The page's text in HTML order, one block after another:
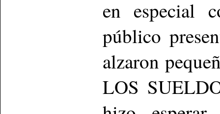
en especial
público
alzaron
LOS